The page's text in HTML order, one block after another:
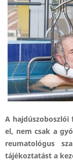
A
el, nem csak a
reumatológus
tájékoztatást a